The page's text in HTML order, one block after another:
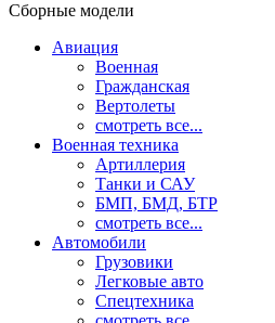
Сборные модели
Авиация
Военная
Гражданская
Вертолеты
смотреть все...
Военная техника
Артиллерия
Танки и САУ
БМП, БМД, БТР
смотреть все...
Автомобили
Грузовики
Легковые авто
Спецтехника